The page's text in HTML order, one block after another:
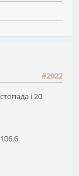
#2022
і 20